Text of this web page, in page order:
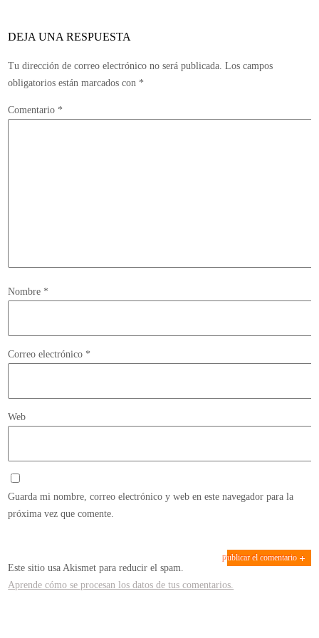
DEJA UNA RESPUESTA
Tu dirección de correo electrónico no será publicada. Los campos
obligatorios están marcados con *
Comentario *
Nombre *
Correo electrónico *
Web
Guarda mi nombre, correo electrónico y web en este navegador para la
próxima vez que comente.
Este sitio usa Akismet para reducir el spam.
Aprende cómo se procesan los datos de tus comentarios.